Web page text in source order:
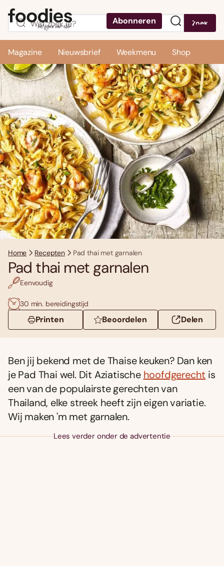
Abonneren Zoek
Magazine Nieuwsbrief Weekmenu Shop
Home Recepten Pad thai met garnalen
Pad thai met garnalen
Eenvoudig
30 min. bereidingstijd
Printen Beoordelen Delen
Ben jij bekend met de Thaise keuken? Dan ken
je Pad Thai wel. Dit Aziatische hoofdgerecht is
een van de populairste gerechten van
Thailand, elke streek heeft zijn eigen variatie.
Wij maken 'm met garnalen.
Lees verder onder de advertentie